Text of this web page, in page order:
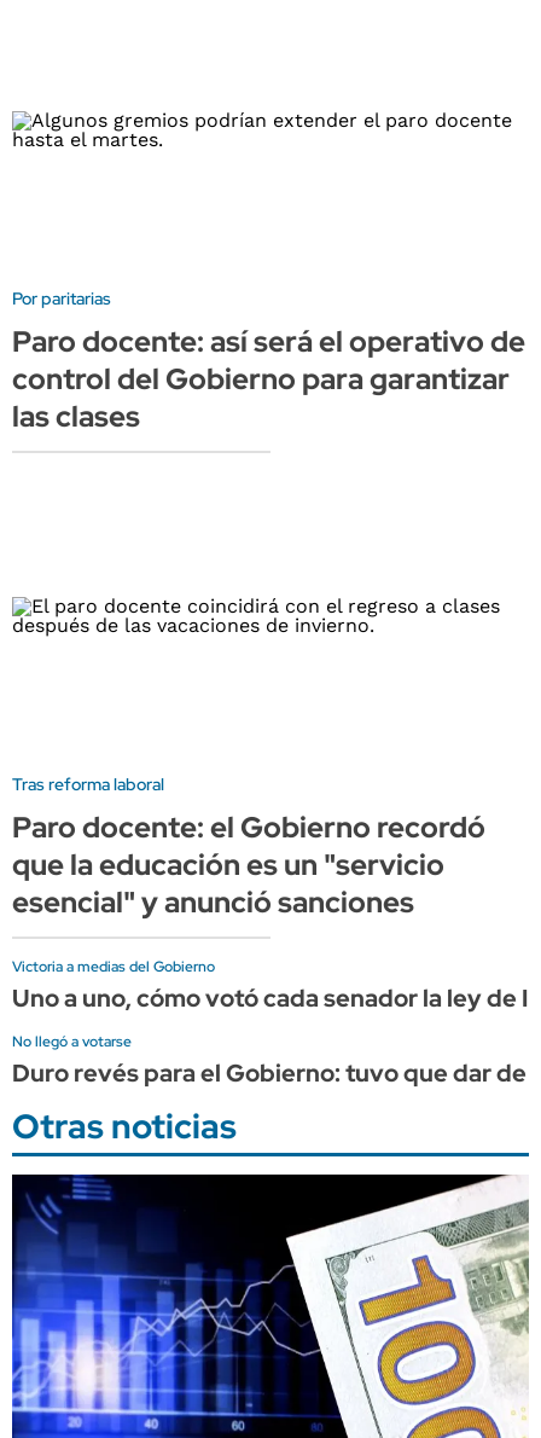
Por paritarias
Paro docente: así será el operativo de
control del Gobierno para garantizar
las clases
Tras reforma laboral
Paro docente: el Gobierno recordó
que la educación es un "servicio
esencial" y anunció sanciones
Victoria a medias del Gobierno
Uno a uno, cómo votó cada senador la ley de
No llegó a votarse
Duro revés para el Gobierno: tuvo que dar
Otras noticias